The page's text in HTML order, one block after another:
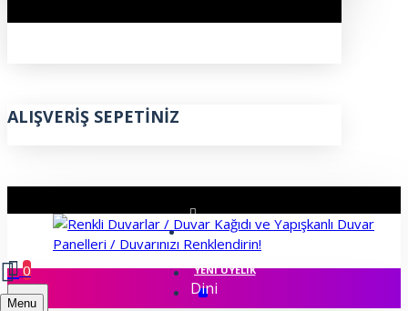
ALIŞVERIŞ SEPETINIZ
ÜYE GIRIŞI
YENI ÜYELIK
Menu
0
Dini